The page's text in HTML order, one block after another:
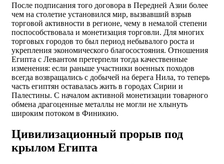
После подписания того договора в Передней Азии более
чем на столетие установился мир, вызвавший взрыв
торговой активности в регионе, чему в немалой степени
поспособствовала и монетизация торговли. Для многих
торговых городов то был период небывалого роста и
укрепления экономического благосостояния. Отношения
Египта с Левантом претерпели тогда качественные
изменения: если раньше участники военных походов
всегда возвращались с добычей на берега Нила, то теперь
часть египтян оставалась жить в городах Сирии и
Палестины. С началом активной монетизации товарного
обмена драгоценные металлы не могли не хлынуть
широким потоком в Финикию.
Цивилизационный прорыв под
крылом Египта